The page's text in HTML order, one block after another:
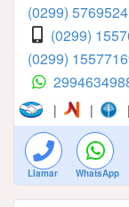
(0299) 5769524
(0299)
(0299)
| | |
Llamar WhatsApp